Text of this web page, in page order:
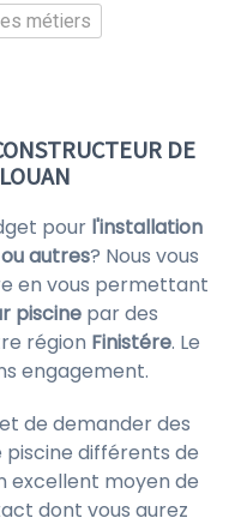
métiers
DE
pour l'installation
autres? Nous vous
en vous permettant
piscine par des
région Finistére. Le
engagement.
de demander des
différents de
excellent moyen de
dont vous aurez